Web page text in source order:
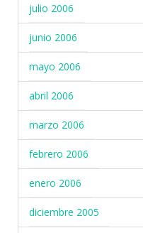
julio 2006
junio 2006
mayo 2006
abril 2006
marzo 2006
febrero 2006
enero 2006
diciembre 2005